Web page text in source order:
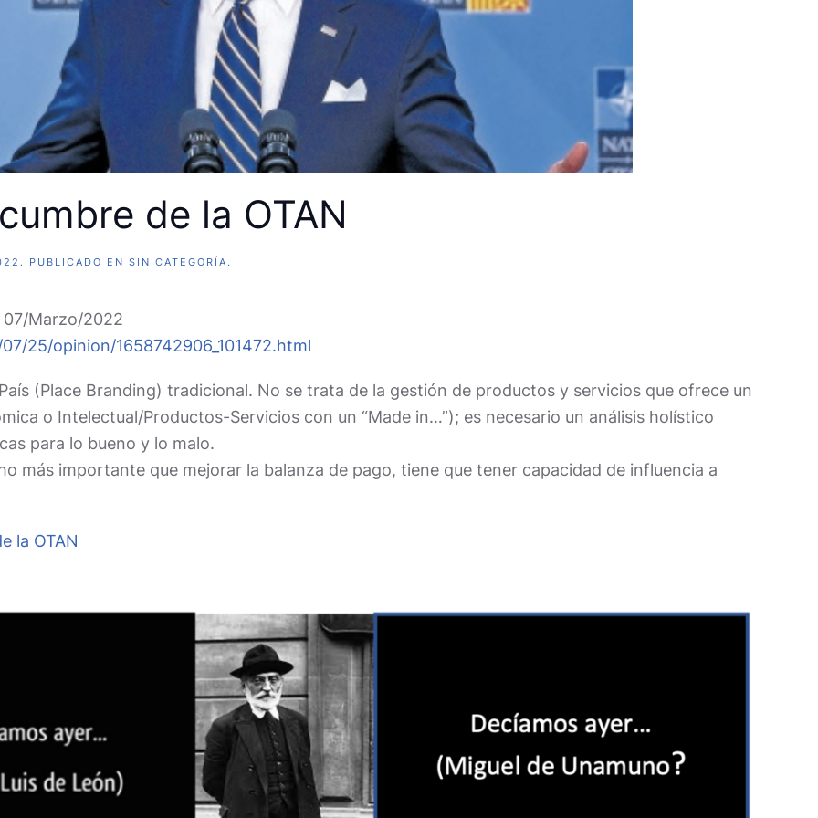
de la OTAN
. PUBLICADO EN SIN CATEGORÍA .
07/Marzo/2022
25/opinion/1658742906_101472.html
(Place Branding) tradicional. No se trata de la gestión de productos y servicios que ofrece un
o Intelectual/Productos-Servicios con un “Made in…”); es necesario un análisis holístico
para lo bueno y lo malo.
más importante que mejorar la balanza de pago, tiene que tener capacidad de influencia a
la OTAN